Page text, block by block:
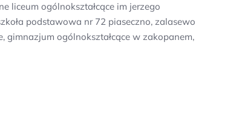
liceum ogólnokształcące im jerzego
podstawowa nr 72 piaseczno, zalasewo
gimnazjum ogólnokształcące w zakopanem,